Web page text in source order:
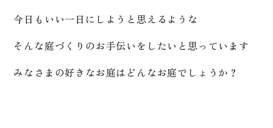
今日もいい一日にしようと思えるような
そんな庭づくりのお手伝いをしたいと思っています
みなさまの好きなお庭はどんなお庭でしょうか？